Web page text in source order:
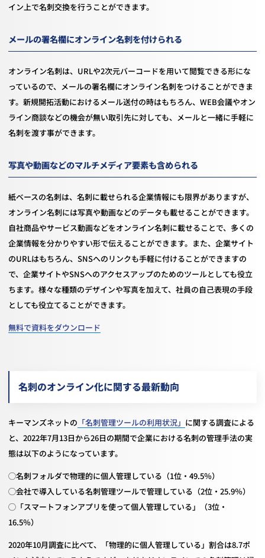
イン上で名刺交換を行うことができます。
メールの署名欄にオンライン名刺を付けられる
オンライン名刺は、URLや2次元バーコードを用いて閲覧できる形にな
っているので、メールの署名欄にオンライン名刺をつけることができま
す。新規開拓活動におけるメール送付の時はもちろん、WEB会議やオン
ライン商談などの機会が無い取引先に対しても、メールと一緒に手軽に
名刺を渡す事ができます。
写真や動画などのマルチメディア要素も含められる
紙ベースの名刺は、名刺に載せられる企業情報にも限界がありますが、
オンライン名刺には写真や動画などのデータも載せることができます。
自社商品やサービス動画などをオンライン名刺に載せることで、多くの
企業情報を分かりやすい形で伝えることができます。また、企業サイト
のURLはもちろん、SNSへのリンクも手軽に付けることができますの
で、企業サイトやSNSへのアクセスアップのためのツールとしても役立
ちます。様々な種類のデザインや写真を加えて、社員の自己表現の手段
としても役立てることができます。
無料で資料をダウンロード
名刺のオンライン化に関する最新動向
キーマンズネットの 「名刺管理ツールの利用状況」 に関する調査による
と、2022年7月13日から26日の期間で企業における名刺の管理手法の実
態は以下のようになっています。
◯名刺フォルダで物理的に個人管理している（1位・49.5％）
◯会社で導入している名刺管理ツールで管理している（2位・25.9％）
◯「スマートフォンアプリを使って個人管理している」（3位・
16.5％）
2020年10月調査に比べて、「物理的に個人管理している」割合は8.7ポ